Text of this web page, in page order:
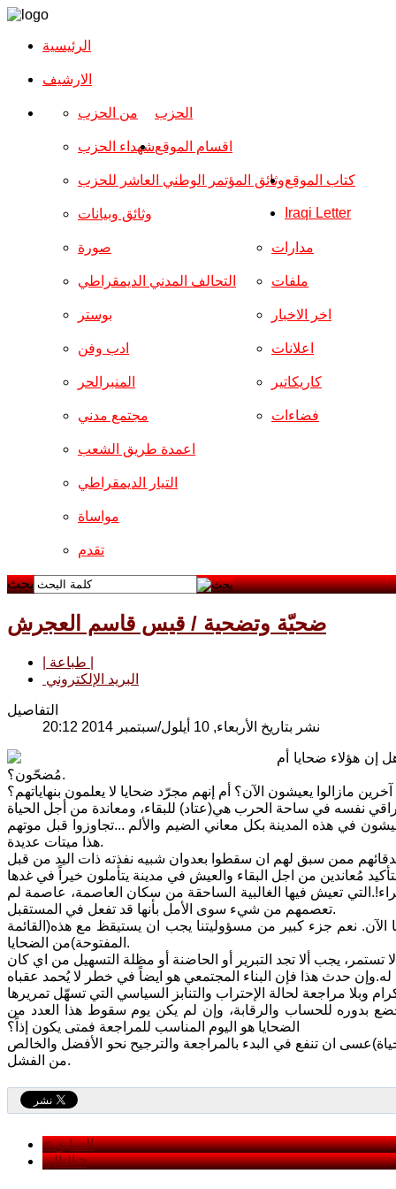
الرئيسية
الارشیف
الحزب من الحزب
شهداء الحزب
وثائق المؤتمر الوطني العاشر للحزب
وثائق وبيانات
اقسام الموقع
صورة
التحالف المدني الديمقراطي
بوستر
ادب وفن
المنبرالحر
مجتمع مدني
مدارات
ملفات
اخر الاخبار
اعلانات
كاريكاتير
فضاءات
اعمدة طريق الشعب
التيار الديمقراطي
مواساة
تقدم
كتاب الموقع
Iraqi Letter
بحث
ضحيّة وتضحية / قيس قاسم العجرش
البريد الإلكتروني
التفاصيل
نشر بتاريخ الأربعاء, 10 أيلول/سبتمبر 2014 20:12
إن هؤلاء ضحايا أم
مُضحّون؟.
في هذه المدينة بكل معاني الضيم والألم ...تجاوزوا قبل موتهم
هذا ميتات عديدة.
تعيش فيها الغالبية الساحقة من سكان العاصمة، عاصمة لم
تعصمهم من شيء سوى الأمل بأنها قد تفعل في المستقبل.
الآن. نعم جزء كبير من مسؤوليتنا يجب ان يستيقظ مع هذه(القائمة
المفتوحة)من الضحايا.
بدوره للحساب والرقابة، وإن لم يكن يوم سقوط هذا العدد من
الضحايا هو اليوم المناسب للمراجعة فمتى يكون إذاً؟
ان تنفع في البدء بالمراجعة والترجيح نحو الأفضل والخالص
من الفشل.
< السابق
التالي >